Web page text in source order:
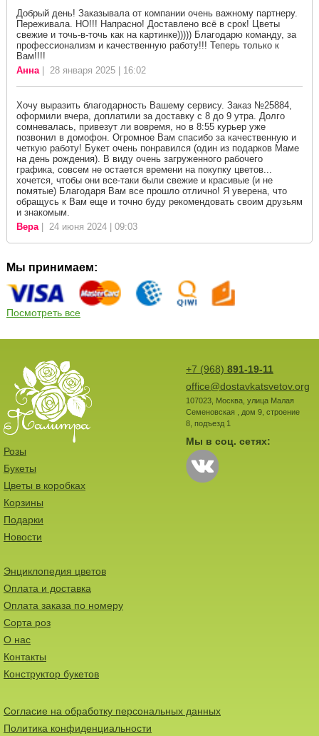
Добрый день! Заказывала от компании очень важному партнеру.
Переживала. НО!!! Напрасно! Доставлено всё в срок! Цветы
свежие и точь-в-точь как на картинке))))) Благодарю команду, за
профессионализм и качественную работу!!! Теперь только к
Вам!!!!
Анна| 28 января 2025 | 16:02
Хочу выразить благодарность Вашему сервису. Заказ №25884,
оформили вчера, доплатили за доставку с 8 до 9 утра. Долго
сомневалась, привезут ли вовремя, но в 8:55 курьер уже
позвонил в домофон. Огромное Вам спасибо за качественную и
четкую работу! Букет очень понравился (один из подарков Маме
на день рождения). В виду очень загруженного рабочего
графика, совсем не остается времени на покупку цветов...
хочется, чтобы они все-таки были свежие и красивые (и не
помятые) Благодаря Вам все прошло отлично! Я уверена, что
обращусь к Вам еще и точно буду рекомендовать своим друзьям
и знакомым.
Вера| 24 июня 2024 | 09:03
Мы принимаем:
Посмотреть все
+7 (968) 891-19-11
office@dostavkatsvetov.org
107023, Москва, улица Малая
Семеновская , дом 9, строение
8, подъезд 1
Мы в соц. сетях:
Розы
Букеты
Цветы в коробках
Корзины
Подарки
Новости
Энциклопедия цветов
Оплата и доставка
Оплата заказа по номеру
Сорта роз
О нас
Контакты
Конструктор букетов
Согласие на обработку персональных данных
Политика конфиденциальности